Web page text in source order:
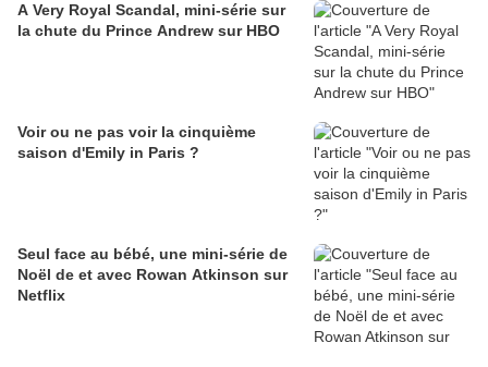
A Very Royal Scandal, mini-série sur
la chute du Prince Andrew sur HBO
Voir ou ne pas voir la cinquième
saison d'Emily in Paris ?
Seul face au bébé, une mini-série de
Noël de et avec Rowan Atkinson sur
Netflix